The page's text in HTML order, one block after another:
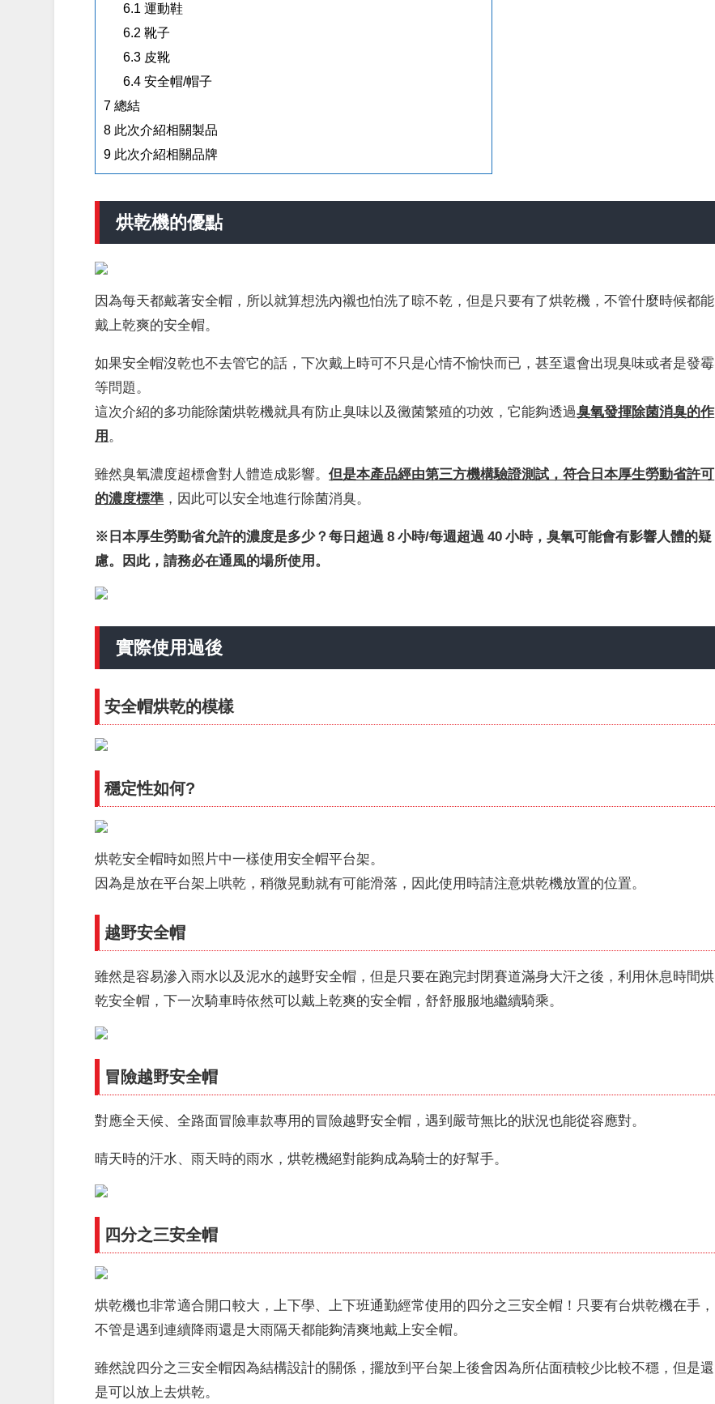
6.1 運動鞋
6.2 靴子
6.3 皮靴
6.4 安全帽/帽子
7 總結
8 此次介紹相關製品
9 此次介紹相關品牌
烘乾機的優點
因為每天都戴著安全帽，所以就算想洗內襯也怕洗了晾不乾，但是只要有了烘乾機，不管什麼時候都能
戴上乾爽的安全帽。
如果安全帽沒乾也不去管它的話，下次戴上時可不只是心情不愉快而已，甚至還會出現臭味或者是發霉
等問題。
這次介紹的多功能除菌烘乾機就具有防止臭味以及黴菌繁殖的功效，它能夠透過臭氧發揮除菌消臭的作
用 。
雖然臭氧濃度超標會對人體造成影響。但是本產品經由第三方機構驗證測試，符合 日本厚生勞動省許可
的濃度標準 ，因此可以安全地進行除菌消臭。
※日本厚生勞動省允許的濃度是多少？每日超過 8 小時/每週超過 40 小時，臭氧可能會有影響人體的疑
慮。因此，請務必在通風的場所使用。
實際使用過後
安全帽烘乾的模樣
穩定性如何?
烘乾安全帽時如照片中一樣使用安全帽平台架。
因為是放在平台架上哄乾，稍微晃動就有可能滑落，因此使用時請注意烘乾機放置的位置。
越野安全帽
雖然是容易滲入雨水以及泥水的越野安全帽，但是只要在跑完封閉賽道滿身大汗之後，利用休息時間烘
乾安全帽，下一次騎車時依然可以戴上乾爽的安全帽，舒舒服服地繼續騎乘。
冒險越野安全帽
對應全天候、全路面冒險車款專用的冒險越野安全帽，遇到嚴苛無比的狀況也能從容應對。
晴天時的汗水、雨天時的雨水，烘乾機絕對能夠成為騎士的好幫手。
四分之三安全帽
烘乾機也非常適合開口較大，上下學、上下班通勤經常使用的四分之三安全帽！只要有台烘乾機在手，
不管是遇到連續降雨還是大雨隔天都能夠清爽地戴上安全帽。
雖然說四分之三安全帽因為結構設計的關係，擺放到平台架上後會因為所佔面積較少比較不穩，但是還
是可以放上去烘乾。